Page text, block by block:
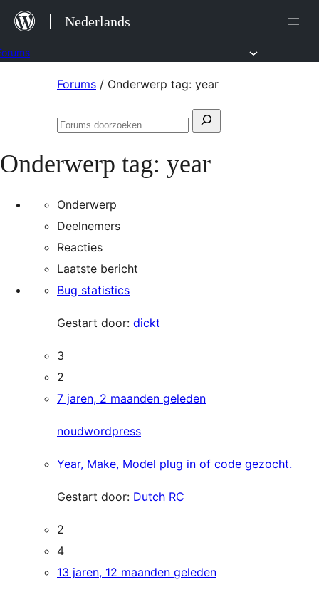
naar
de
Nederlands
Forums / Onderwerp tag: year
Zoeken
Forums
Onderwerp tag: year
Onderwerp
Deelnemers
Reacties
Laatste bericht
Bug statistics
Gestart door: dickt
3
2
7 jaren, 2 maanden geleden
noudwordpress
Year, Make, Model plug in of code gezocht.
Gestart door: Dutch RC
2
4
13 jaren, 12 maanden geleden